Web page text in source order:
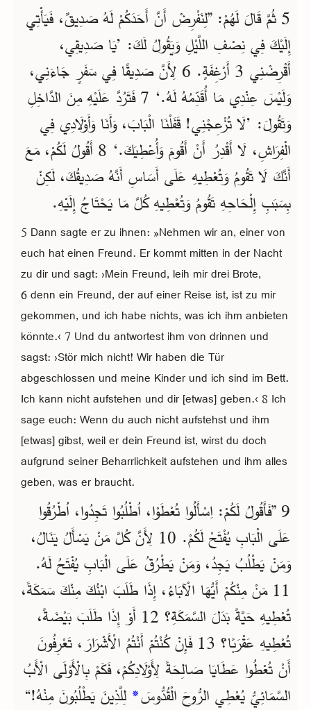
5 ثُمَّ قَالَ لَهُمْ: ”لِنَفْرِضْ أَنَّ أَحَدَكُمْ لَهُ صَدِيقٌ، فَيَأْتِي
إِلَيْكَ فِي نِصْفِ اللَّيْلِ وَيَقُولُ لَكَ: ’يَا صَدِيقِي،
أَقْرِضْنِي 3 أَرْغِفَةٍ. 6 لِأَنَّ صَدِيقًا فِي سَفَرٍ جَاءَنِي،
وَلَيْسَ عِنْدِي مَا أُقَدِّمُهُ لَهُ.‘ 7 فَتَرُدَّ عَلَيْهِ مِنَ الدَّاخِلِ
وَتَقُولَ: ’لَا تُزْعِجْنِي! قَفَلْنَا الْبَابَ، وَأَنَا وَأَوْلَادِي فِي
الْفِرَاشِ، لَا أَقْدِرُ أَنْ أَقُومَ وَأُعْطِيَكَ.‘ 8 أَقُولُ لَكُمْ، مَعَ
أَنَّكَ لَا تَقُومُ وَتُعْطِيهِ عَلَى أَسَاسِ أَنَّهُ صَدِيقُكَ، لَكِنْ
بِسَبَبِ إِلْحَاحِهِ تَقُومُ وَتُعْطِيهِ كُلَّ مَا يَحْتَاجُ إِلَيْهِ.
5 Dann sagte er zu ihnen: »Nehmen wir an, einer von
euch hat einen Freund. Er kommt mitten in der Nacht
zu dir und sagt: ›Mein Freund, leih mir drei Brote,
6 denn ein Freund, der auf einer Reise ist, ist zu mir
gekommen, und ich habe nichts, was ich ihm anbieten
könnte.‹ 7 Und du antwortest ihm von drinnen und
sagst: ›Stör mich nicht! Wir haben die Tür
abgeschlossen und meine Kinder und ich sind im Bett.
Ich kann nicht aufstehen und dir [etwas] geben.‹ 8 Ich
sage euch: Wenn du auch nicht aufstehst und ihm
[etwas] gibst, weil er dein Freund ist, wirst du doch
aufgrund seiner Beharrlichkeit aufstehen und ihm alles
geben, was er braucht.
9 ”فَأَقُولُ لَكُمْ: اِسْأَلُوا تُعْطَوْا، اُطْلُبُوا تَجِدُوا، اُطْرُقُوا
عَلَى الْبَابِ يُفْتَحْ لَكُمْ. 10 لِأَنَّ كُلَّ مَنْ يَسْأَلُ يَنَالُ،
وَمَنْ يَطْلُبُ يَجِدُ، وَمَنْ يَطْرُقُ عَلَى الْبَابِ يُفْتَحُ لَهُ.
11 مَنْ مِنْكُمْ أَيُّهَا الْآبَاءُ، إِذَا طَلَبَ ابْنُكَ مِنْكَ سَمَكَةً،
تُعْطِيهِ حَيَّةً بَدَلَ السَّمَكَةِ؟ 12 أَوْ إِذَا طَلَبَ بَيْضَةً،
تُعْطِيهِ عَقْرَبًا؟ 13 فَإِنْ كُنْتُمْ أَنْتُمُ الْأَشْرَارَ، تَعْرِفُونَ
أَنْ تُعْطُوا عَطَايَا صَالِحَةً لِأَوْلَادِكُمْ، فَكَمْ بِالْأَوْلَى الْأَبُ
السَّمَائِيُّ يُعْطِي الرُّوحَ الْقُدُّوسَ* لِلَّذِينَ يَطْلُبُونَ مِنْهُ!“